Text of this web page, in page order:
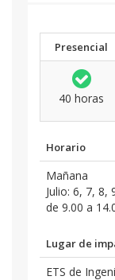
Presencial
40 horas
Horario
Mañana
Julio: 6, 7, 8,
de 9.00 a
Lugar de
ETS de